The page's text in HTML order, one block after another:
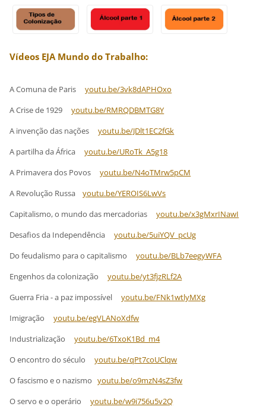
Vídeos EJA Mundo do Trabalho:
A Comuna de Parisyoutu.be/3vk8dAPHOxo
A Crise de 1929youtu.be/RMRQDBMTG8Y
A invenção das naçõesyoutu.be/JDlt1EC2fGk
A partilha da Áfricayoutu.be/URoTk_A5g18
A Primavera dos Povosyoutu.be/N4oTMrw5pCM
A Revolução Russayoutu.be/YEROIS6LwVs
Capitalismo, o mundo das mercadoriasyoutu.be/x3gMxrINawI
Desafios da Independênciayoutu.be/5uiYQV_pcUg
Do feudalismo para o capitalismoyoutu.be/BLb7eegyWFA
Engenhos da colonizaçãoyoutu.be/yt3fjzRLf2A
Guerra Fria - a paz impossívelyoutu.be/FNk1wtlyMXg
Imigraçãoyoutu.be/egVLANoXdfw
Industrializaçãoyoutu.be/6TxoK1Bd_m4
O encontro do séculoyoutu.be/qPt7coUClqw
O fascismo e o nazismoyoutu.be/o9mzN4sZ3fw
O servo e o operárioyoutu.be/w9i756u5v2Q